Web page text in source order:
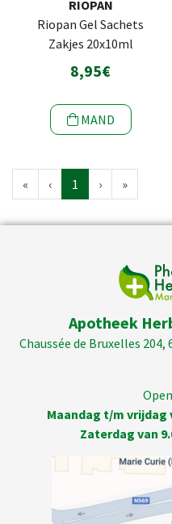
RIOPAN
Riopan Gel Sachets
Zakjes 20x10ml
8,95€
MAND
« ‹ 1 › »
Apotheek
Chaussée de Bruxelles
Maandag t/m vrijdag
Zaterdag van